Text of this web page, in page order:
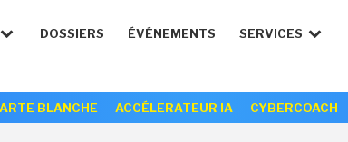
DOSSIERS ÉVÉNEMENTS SERVICES
BLANCHE ACCÉLERATEUR IA CYBERCOACH